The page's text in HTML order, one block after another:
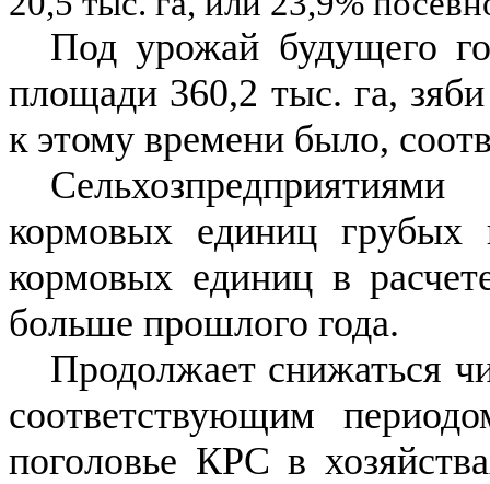
Под урожай будущего
площади 360,2 тыс. га,
к этому времени было,
Сельхозпредприятиями
кормовых единиц
кормовых единиц в
больше прошлого года.
Продолжает снижаться
соответствующим
поголовье КРС в